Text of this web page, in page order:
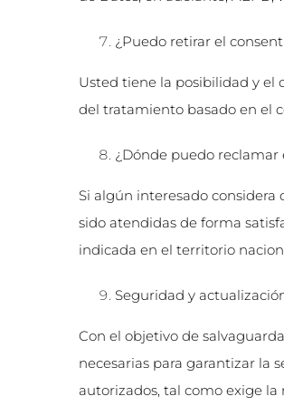
¿Puedo retirar el
Usted tiene la posibilidad y el
del tratamiento basado en el
¿Dónde puedo reclamar
Si algún interesado considera
sido atendidas de forma
indicada en el territorio
Seguridad y
Con el objetivo de
necesarias para garantizar la
autorizados, tal como exige